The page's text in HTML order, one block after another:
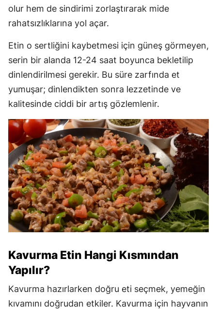
olur hem de sindirimi zorlaştırarak mide
rahatsızlıklarına yol açar.
Etin o sertliğini kaybetmesi için güneş görmeyen,
serin bir alanda 12-24 saat boyunca bekletilip
dinlendirilmesi gerekir. Bu süre zarfında et
yumuşar; dinlendikten sonra lezzetinde ve
kalitesinde ciddi bir artış gözlemlenir.
Kavurma Etin Hangi Kısmından
Yapılır?
Kavurma hazırlarken doğru eti seçmek, yemeğin
kıvamını doğrudan etkiler. Kavurma için hayvanın